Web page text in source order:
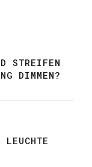
STREIFEN
DIMMEN?